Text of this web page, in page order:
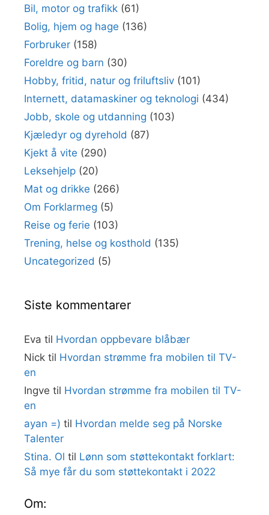
Bil, motor og trafikk (61)
Bolig, hjem og hage (136)
Forbruker (158)
Foreldre og barn (30)
Hobby, fritid, natur og friluftsliv (101)
Internett, datamaskiner og teknologi (434)
Jobb, skole og utdanning (103)
Kjæledyr og dyrehold (87)
Kjekt å vite (290)
Leksehjelp (20)
Mat og drikke (266)
Om Forklarmeg (5)
Reise og ferie (103)
Trening, helse og kosthold (135)
Uncategorized (5)
Siste kommentarer
Eva til Hvordan oppbevare blåbær
Nick til Hvordan strømme fra mobilen til TV-
en
Ingve til Hvordan strømme fra mobilen til TV-
en
ayan =) til Hvordan melde seg på Norske
Talenter
Stina. Ol til Lønn som støttekontakt forklart:
Så mye får du som støttekontakt i 2022
Om: